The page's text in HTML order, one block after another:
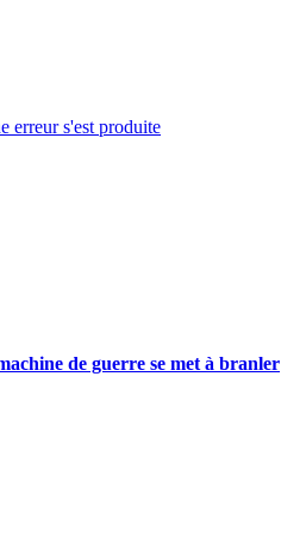
erreur s'est produite
de guerre se met à branler